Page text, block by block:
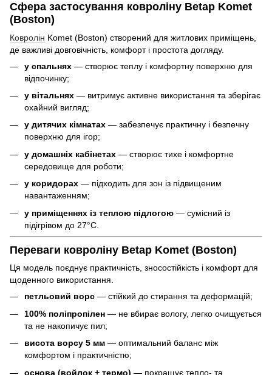
Сфера застосування ковроліну Betap Komet
(Boston)
Ковролін Komet (Boston) створений для житлових приміщень,
де важливі довговічність, комфорт і простота догляду.
у спальнях — створює теплу і комфортну поверхню для
відпочинку;
у вітальнях — витримує активне використання та зберігає
охайний вигляд;
у дитячих кімнатах — забезпечує практичну і безпечну
поверхню для ігор;
у домашніх кабінетах — створює тихе і комфортне
середовище для роботи;
у коридорах — підходить для зон із підвищеним
навантаженням;
у приміщеннях із теплою підлогою — сумісний із
підігрівом до 27°C.
Переваги ковроліну Betap Komet (Boston)
Ця модель поєднує практичність, зносостійкість і комфорт для
щоденного використання.
петльовий ворс — стійкий до стирання та деформацій;
100% поліпропілен — не вбирає вологу, легко очищується
та не накопичує пил;
висота ворсу 5 мм — оптимальний баланс між
комфортом і практичністю;
основа (войлок + термо) — покращує тепло- та